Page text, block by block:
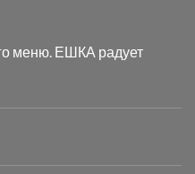
меню. ЕШКА радует